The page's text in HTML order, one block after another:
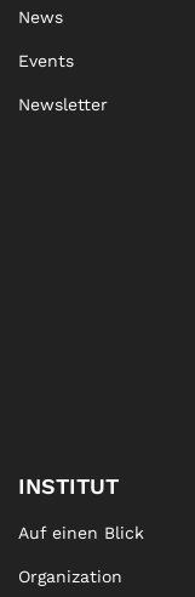
News
Events
Newsletter
INSTITUT
Auf einen Blick
Organization